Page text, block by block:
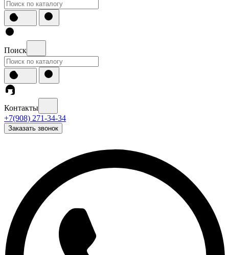
Поиск
Контакты
+7(908) 271-34-34
Заказать звонок